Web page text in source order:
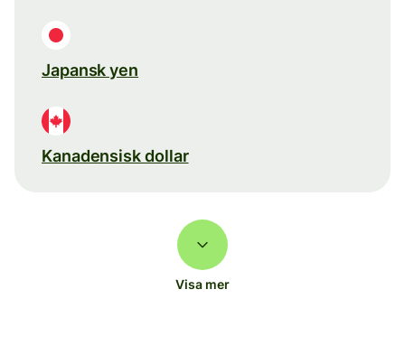
Japansk yen
Kanadensisk dollar
Visa mer